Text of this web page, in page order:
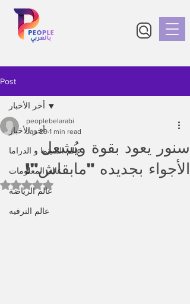
Post
أخر الأخبار
عالم السينما و الدراما
عالم المعلومات
عالم الرياضة
عالم الترفيه
أخر الأخبار
سنور يعود بقوة ويُشعل
الأجواء بجديده "مابقاش"!
peoplebelarabi
Jan 29 1 min read
Rated NaN out of 5 stars.